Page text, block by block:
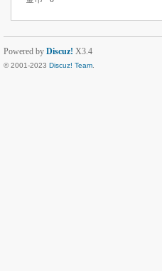
Powered by Discuz! X3.4
© 2001-2023 Discuz! Team